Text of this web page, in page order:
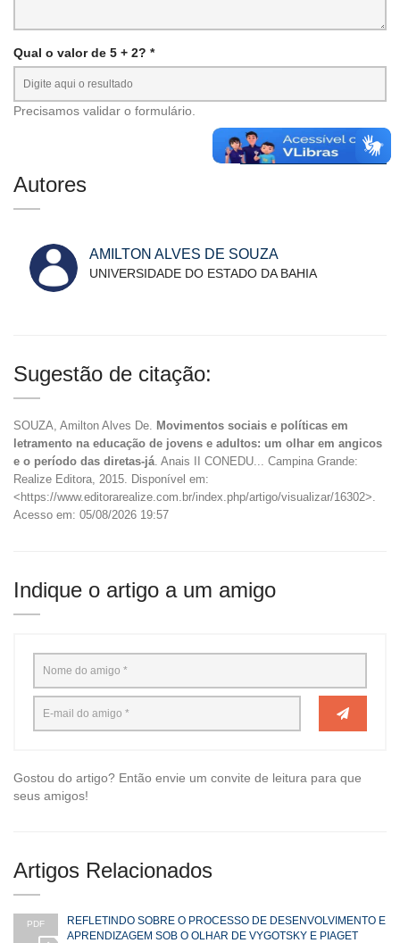
Qual o valor de 5 + 2? *
Precisamos validar o formulário.
Autores
AMILTON ALVES DE SOUZA
UNIVERSIDADE DO ESTADO DA BAHIA
Sugestão de citação:
SOUZA, Amilton Alves De.
Movimentos sociais e políticas em
letramento na educação de jovens e adultos: um olhar em angicos
e o período das diretas-já . Anais II CONEDU... Campina Grande:
Realize Editora, 2015. Disponível em:
<https://www.editorarealize.com.br/index.php/artigo/visualizar/16302>.
Acesso em: 05/08/2026 19:57
Indique o artigo a um amigo
Gostou do artigo? Então envie um convite de leitura para que
seus amigos!
Artigos Relacionados
PDF
REFLETINDO SOBRE O PROCESSO DE DESENVOLVIMENTO E
APRENDIZAGEM SOB O OLHAR DE VYGOTSKY E PIAGET